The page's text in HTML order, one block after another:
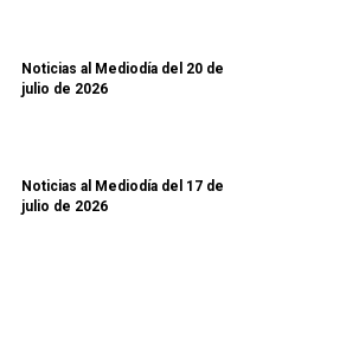
Noticias al Mediodía del 20 de
julio de 2026
Noticias al Mediodía del 17 de
julio de 2026